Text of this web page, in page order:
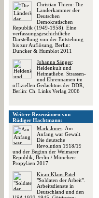
Christian Thiem: Die
Länderkammer der
Deutschen
Demokratischen
Republik (1949-1958). Eine
verfassungsgeschichtliche
Darstellung von der Entstehung
bis zur Auflösung, Berlin:
Duncker & Humblot 2011
Johanna Sänger:
Heldenkult und
Heimatliebe. Strassen-
und Ehrennamen im
offiziellen Gedächtnis der DDR,
Berlin: Ch. Links Verlag 2006
Weitere Rezensionen von
Rüdiger Hachtmann:
Mark Jones: Am
Anfang war Gewalt.
Die deutsche
Revolution 1918/19
und der Beginn der Weimarer
Republik, Berlin / München:
Propyläen 2017
Kiran Klaus Patel:
"Soldaten der Arbeit".
Arbeitsdienste in
Deutschland und den